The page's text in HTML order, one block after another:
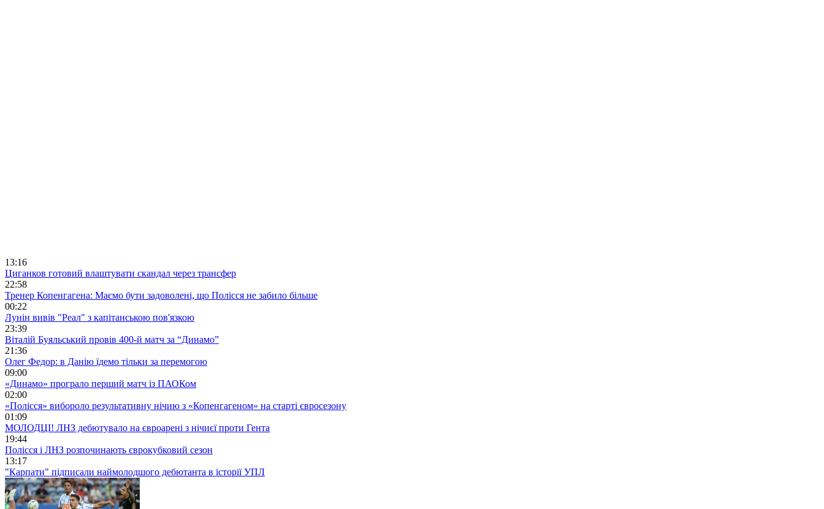
13:16
Циганков готовий влаштувати скандал через трансфер
22:58
Тренер Копенгагена: Маємо бути задоволені, що Полісся не забило більше
00:22
Лунін вивів "Реал" з капітанською пов'язкою
23:39
Віталій Буяльський провів 400-й матч за “Динамо”
21:36
Олег Федор: в Данію їдемо тільки за перемогою
09:00
«Динамо» програло перший матч із ПАОКом
02:00
«Полісся» вибороло результативну нічию з «Копенгагеном» на старті євросезону
01:09
МОЛОДЦІ! ЛНЗ дебютувало на євроарені з нічиєї проти Гента
19:44
Полісся і ЛНЗ розпочинають єврокубковий сезон
13:17
"Карпати" підписали наймолодшого дебютанта в історії УПЛ